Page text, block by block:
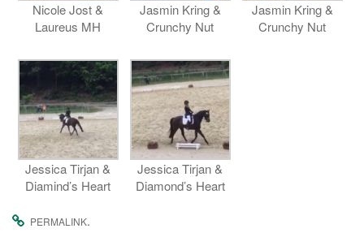
Nicole Jost &
Laureus MH
Jasmin Kring &
Crunchy Nut
Jasmin Kring &
Crunchy Nut
Jessica Tirjan &
Diamind’s Heart
Jessica Tirjan &
Diamond’s Heart
PERMALINK.